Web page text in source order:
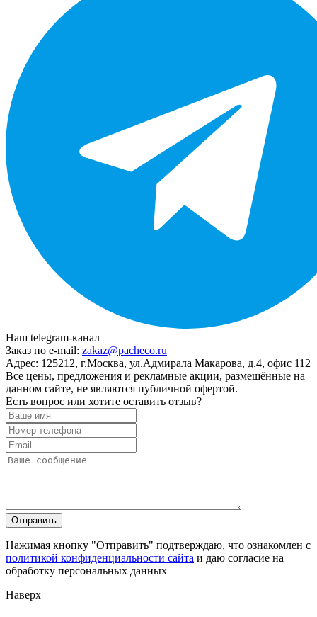
Наш telegram-канал
Заказ по e-mail: zakaz@pacheco.ru
Адрес: 125212, г.Москва, ул.Адмирала Макарова, д.4, офис 112
Все цены, предложения и рекламные акции, размещённые на
данном сайте, не являются публичной офертой.
Есть вопрос или хотите оставить отзыв?
Нажимая кнопку "Отправить" подтверждаю, что ознакомлен с
политикой конфиденциальности сайта и даю согласие на
обработку персональных данных
Наверх